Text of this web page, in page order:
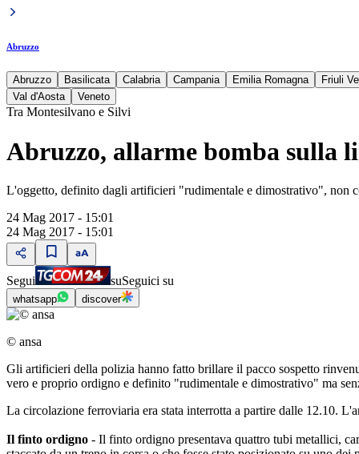
Abruzzo
Abruzzo Basilicata Calabria Campania Emilia Romagna
Friuli
Val d'Aosta
Veneto
Tra Montesilvano e Silvi
Abruzzo, allarme bomba
L'oggetto, definito dagli artificieri "rudimentale e dimostrativo", non
24 Mag 2017 - 15:01
24 Mag 2017 - 15:01
Segui suSeguici su
whatsapp discover
© ansa
Gli artificieri della polizia hanno fatto brillare il pacco sospetto
vero e proprio ordigno e definito "rudimentale e dimostrativo" ma
La circolazione ferroviaria era stata interrotta a partire dalle 12.10.
Il finto ordigno - Il finto ordigno presentava quattro tubi metallici,